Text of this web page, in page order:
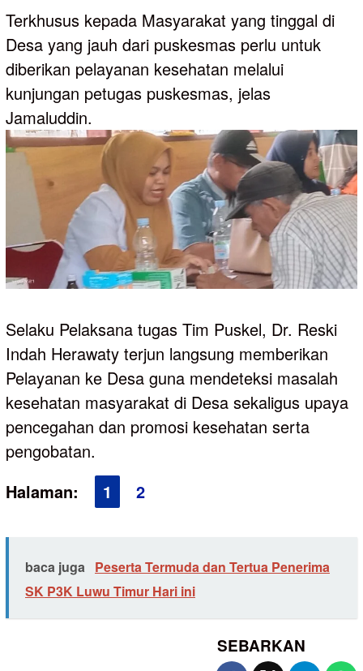
Terkhusus kepada Masyarakat yang tinggal di
Desa yang jauh dari puskesmas perlu untuk
diberikan pelayanan kesehatan melalui
kunjungan petugas puskesmas, jelas
Jamaluddin.
Selaku Pelaksana tugas Tim Puskel, Dr. Reski
Indah Herawaty terjun langsung memberikan
Pelayanan ke Desa guna mendeteksi masalah
kesehatan masyarakat di Desa sekaligus upaya
pencegahan dan promosi kesehatan serta
pengobatan.
Halaman:
1 2
baca juga Peserta Termuda dan Tertua Penerima
SK P3K Luwu Timur Hari ini
SEBARKAN